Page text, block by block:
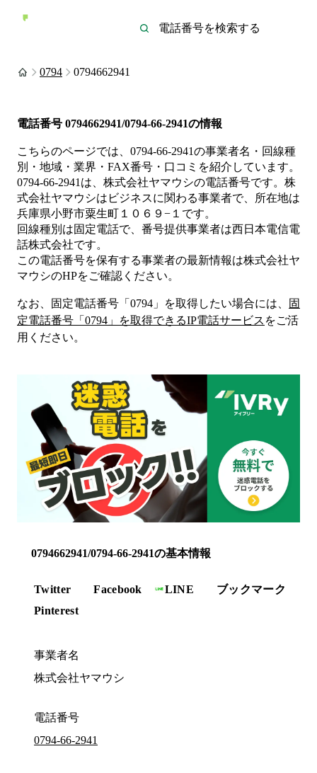
0794 0794662941
電話番号 0794662941/0794-66-2941の情報
こちらのページでは、 0794-66-2941の事業者名・回線種
別・地域・業界・FAX番号・口コミを紹介しています。
0794-66-2941 は、 株式会社ヤマウシの電話番号です。 株
式会社ヤマウシは ビジネスに関わる事業者で、所在地は
兵庫県小野市粟生町１０６９−１ です。
回線種別は固定電話で、番号提供事業者は西日本電信電
話株式会社です。
この電話番号を保有する事業者の最新情報は株式会社ヤ
マウシのHPをご確認ください。
なお、固定電話番号「 0794 」を取得したい場合には、
固
定電話番号「 0794 」を取得できるIP電話サービス をご活
用ください。
0794662941/0794-66-2941の基本情報
Twitter Facebook LINE
ブックマーク
Pinterest
事業者名
株式会社ヤマウシ
電話番号
0794-66-2941